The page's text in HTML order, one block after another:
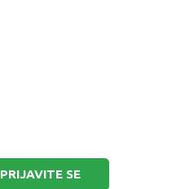
PRIJAVITE SE